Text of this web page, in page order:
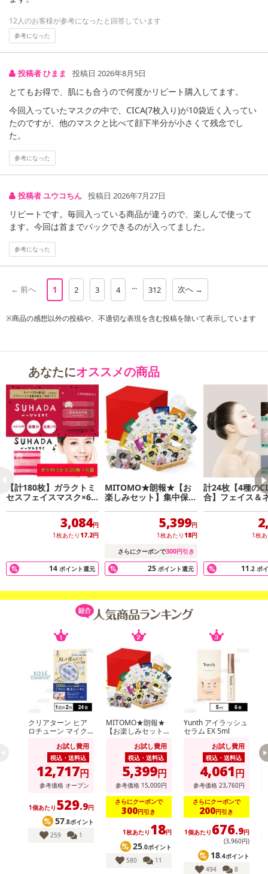
◎1袋にエッセンスたっぷり！
◎7枚入りと36枚入りは開閉式(ジッパー付き)のパウチで保存も便利
◎1枚入りは、旅先・トラベル用にも！簡単スキンケア・持ち歩き便
■天然アロエベラ抽出物含有 全製品に保湿成分の天然アロエベラ抽
出物・ヒアルロン酸含有。
さらに、うれしいパラベンフリー！自然から得た抽出物を中心に構
成されています。
■天然シートマスク1袋にたっぷりの美容エッセンス配合♪
★お肌にやさしいシートマスク
植物性素材のコットン使用、エッセンスたっぷりの美容エッセンス
12人のお客様が参考になったと回答しています
参考になった
投稿者 ひまま 投稿日 2026年8月5日
とてもお得で、肌にも合うので何度かリピート購入してます。
今回入っていたマスクの中で、CICA(7枚入り)が10袋近く入ってい
たのですが、他のマスクと比べて顔下半分が小さくて残念でし
た。
参考になった
投稿者 ユウコちん 投稿日 2026年7月27日
リピートです。毎回入っている商品が違うので、楽しんで使って
ます。今回は首までパックできるのが入ってました。
参考になった
← 前へ 1 2 3 4 ... 312 次へ →
※商品の感想以外の投稿や、不適切な表現を含む投稿を除いて表示しています
あなたにオススメの商品
【計180枚】ガラクトミ
セスフェイスマスク×6
袋【キメハリ】
3,084円
1枚あたり 17.2円
14 ポイント還元
MITOMO★朗報★【お
楽しみセット】集中保湿
マスクパック100枚増量
の300枚セット！5,399円
1枚あたり 18円
さらにクーポンで300円引き
25 ポイント還元
計24枚【4種の
合】フェイス＆
首までしっかり
1枚
11.2 ポ
クリアターン ヒア
ロチューン マイク
分(2枚入)お試し費用
税込・送料込
12,717円
参考価格 オープン
1個あたり 529.9円
57.8ポイント
259
1
MITOMO★朗報★
【お楽しみセット】
ク100枚増量の300
枚セット！
お試し費用
税込・送料込
5,399円
参考価格 15,000円
さらにクーポンで
300円引き
1枚あたり 18円
25.0ポイント
580
11
Yunth アイラッシュ
セラム EX 5ml
お試し費用
税込・送料込
4,061円
参考価格 23,760円
さらにクーポンで
200円引き
1個あたり 676.9円
(3,960円)
18.4ポイント
494
8